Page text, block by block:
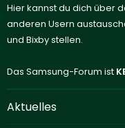
Hier kannst du dich über
anderen Usern
und Bixby stellen.
Das Samsung-Forum ist
Aktuelles